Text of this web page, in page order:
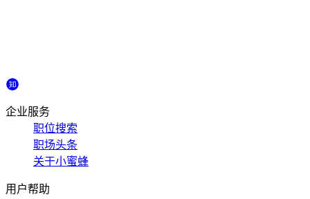
企业服务
职位搜索
职场头条
关于小蜜蜂
用户帮助